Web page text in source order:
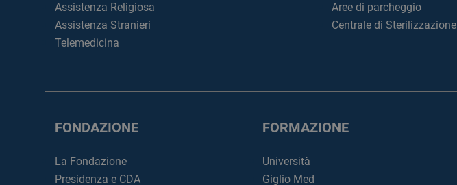
Assistenza Religiosa
Assistenza Stranieri
Telemedicina
Aree di parcheggio
Centrale di Sterilizzazione
FONDAZIONE
La Fondazione
Presidenza e CDA
FORMAZIONE
Università
Giglio Med